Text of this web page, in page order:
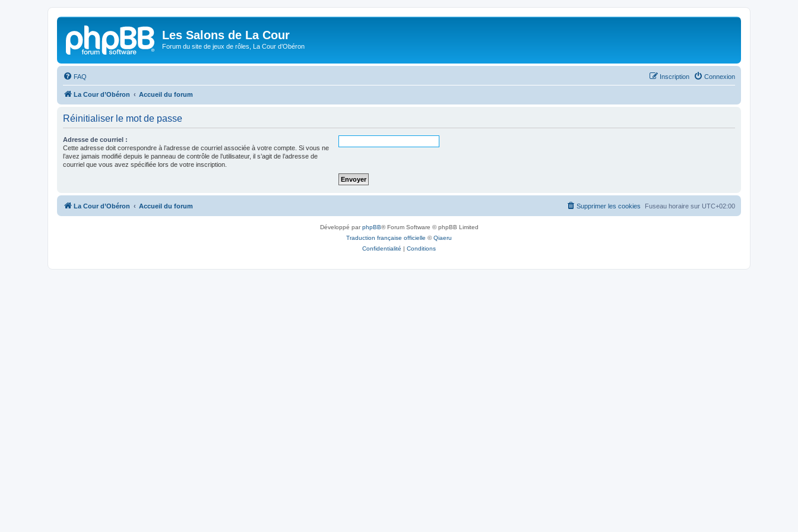
Les Salons de La Cour
Forum du site de jeux de rôles, La Cour d’Obéron
FAQ Connexion
Inscription
La Cour d’Obéron Accueil du forum
Réinitialiser le mot de passe
Adresse de courriel :
Cette adresse doit correspondre à l’adresse de courriel associée à votre compte. Si vous ne
l’avez jamais modifié depuis le panneau de contrôle de l’utilisateur, il s’agit de l’adresse de
courriel que vous avez spécifiée lors de votre inscription.
La Cour d’Obéron Accueil du forum Fuseau horaire sur UTC+02:00
Supprimer les cookies
Développé parphpBB® Forum Software © phpBB Limited
Traduction française officielle ©Qiaeru
Confidentialité | Conditions